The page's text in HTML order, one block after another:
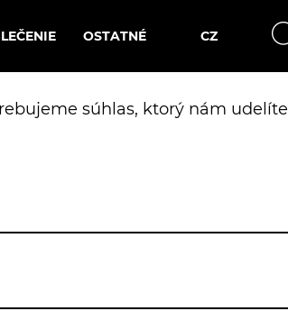
CZ
OSTATNÉ
súhlas, ktorý nám udelíte